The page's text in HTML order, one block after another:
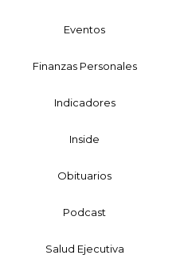
Eventos
Finanzas Personales
Indicadores
Inside
Obituarios
Podcast
Salud Ejecutiva